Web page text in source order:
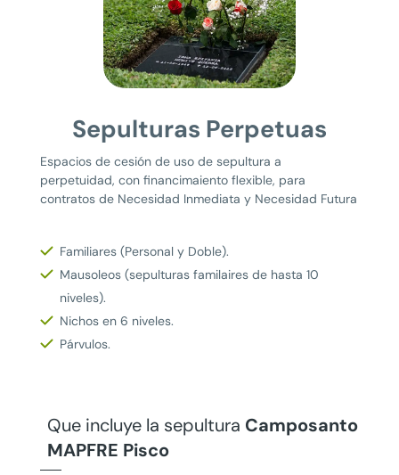
Sepulturas Perpetuas
Espacios de cesión de uso de sepultura a
perpetuidad, con financimaiento flexible, para
contratos de Necesidad Inmediata y Necesidad Futura
Familiares (Personal y Doble).
Mausoleos (sepulturas familaires de hasta 10
niveles).
Nichos en 6 niveles.
Párvulos.
Que incluye la sepultura Camposanto
MAPFRE Pisco